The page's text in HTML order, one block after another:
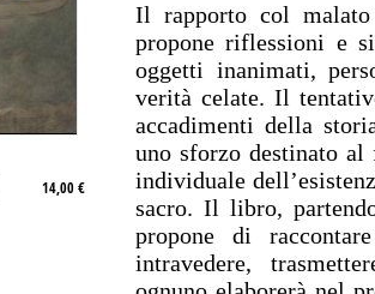
14,00 €
Il rapporto col malato
propone riflessioni e
oggetti inanimati,
verità celate. Il
accadimenti della
uno sforzo destinato
individuale
sacro. Il libro,
propone di
intravedere,